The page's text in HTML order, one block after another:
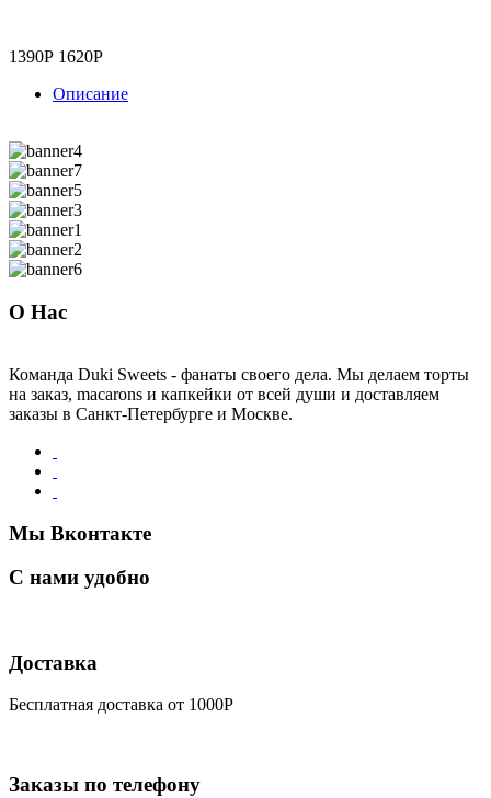
1390Р 1620Р
Описание
О Нас
Команда Duki Sweets - фанаты своего дела. Мы делаем торты
на заказ, macarons и капкейки от всей души и доставляем
заказы в Санкт-Петербурге и Москве.
Мы Вконтакте
С нами удобно
Доставка
Бесплатная доставка от 1000Р
Заказы по телефону